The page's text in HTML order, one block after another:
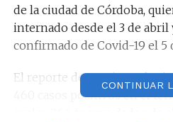
de la ciudad de Córdoba,
internado desde el 3 de
confirmado de Covid-19 el 5
El reporte de esta jornada
460 casos positivos en el
CONTINUAR